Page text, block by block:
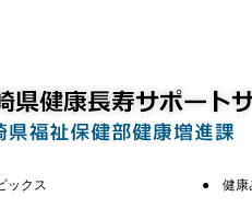
ックス 健康